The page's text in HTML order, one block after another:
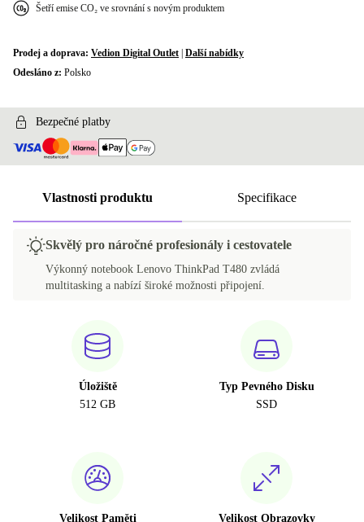
CH (QWERTZ)
Šetří emise CO₂ ve srovnání s novým produktem
Prodej a doprava: Vedion Digital Outlet Další nabídky
Odesláno z: Polsko
Bezpečné platby
Vlastnosti produktu Specifikace
Skvělý pro náročné profesionály i cestovatele
Výkonný notebook Lenovo ThinkPad T480 zvládá
multitasking a nabízí široké možnosti připojení.
Úložiště
512 GB
Typ Pevného Disku
SSD
Velikost Paměti Velikost Obrazovky